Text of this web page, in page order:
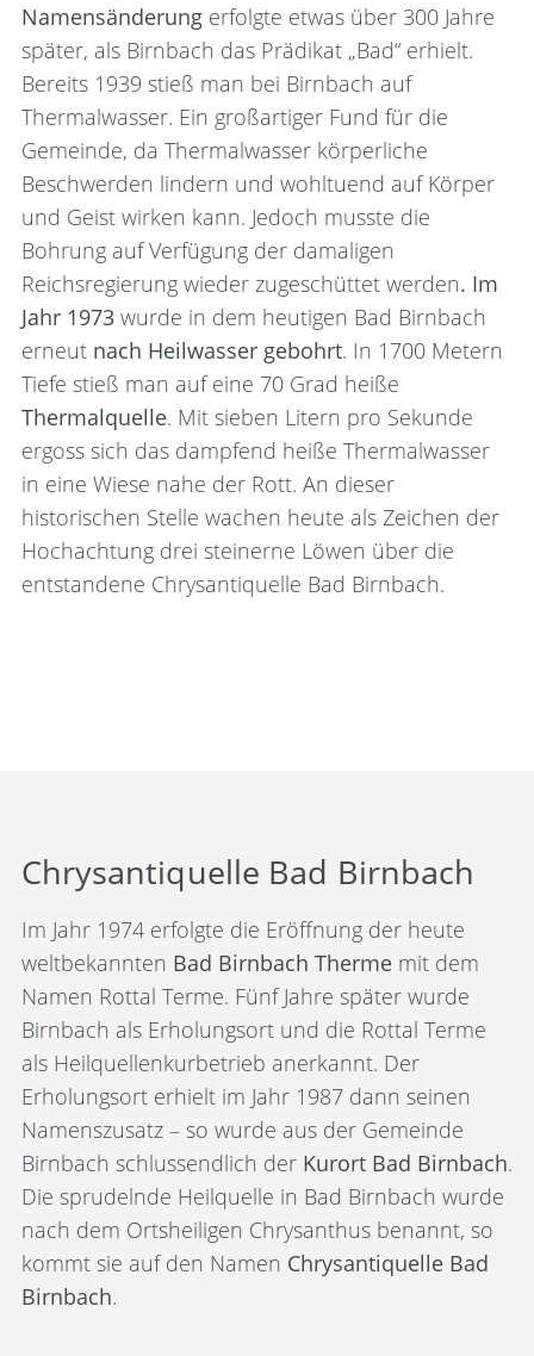
Namensänderungerfolgte etwas über 300 Jahre
später, als Birnbach das Prädikat „Bad“ erhielt.
Bereits 1939 stieß man bei Birnbach auf
Thermalwasser. Ein großartiger Fund für die
Gemeinde, da Thermalwasser körperliche
Beschwerden lindern und wohltuend auf Körper
und Geist wirken kann. Jedoch musste die
Bohrung auf Verfügung der damaligen
Reichsregierung wieder zugeschüttet werden. Im
Jahr 1973wurde in dem heutigen Bad Birnbach
erneut nach Heilwasser gebohrt. In 1700 Metern
Tiefe stieß man auf eine 70 Grad heiße
Thermalquelle. Mit sieben Litern pro Sekunde
ergoss sich das dampfend heiße Thermalwasser
in eine Wiese nahe der Rott. An dieser
historischen Stelle wachen heute als Zeichen der
Hochachtung drei steinerne Löwen über die
entstandene Chrysantiquelle Bad Birnbach.
Chrysantiquelle Bad Birnbach
Im Jahr 1974 erfolgte die Eröffnung der heute
weltbekannten Bad Birnbach Thermemit dem
Namen Rottal Terme. Fünf Jahre später wurde
Birnbach als Erholungsort und die Rottal Terme
als Heilquellenkurbetrieb anerkannt. Der
Erholungsort erhielt im Jahr 1987 dann seinen
Namenszusatz – so wurde aus der Gemeinde
Birnbach schlussendlich der Kurort Bad Birnbach.
Die sprudelnde Heilquelle in Bad Birnbach wurde
nach dem Ortsheiligen Chrysanthus benannt, so
kommt sie auf den Namen Chrysantiquelle Bad
Birnbach.